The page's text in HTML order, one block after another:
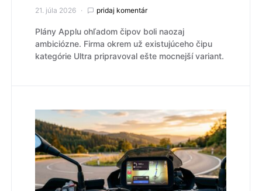
21. júla 2026 pridaj komentár
Plány Applu ohľadom čipov boli naozaj
ambiciózne. Firma okrem už existujúceho čipu
kategórie Ultra pripravoval ešte mocnejší variant.